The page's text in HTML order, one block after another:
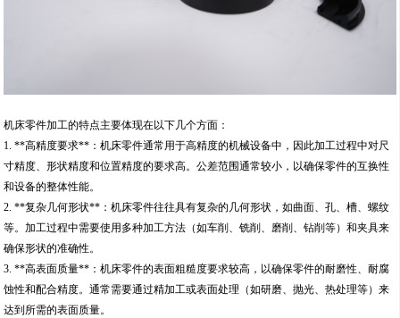
机床零件加工的特点主要体现在以下几个方面：
1. **高精度要求**：机床零件通常用于高精度的机械设备中，因此加工过程中对尺
寸精度、形状精度和位置精度的要求高。公差范围通常较小，以确保零件的互换性
和设备的整体性能。
2. **复杂几何形状**：机床零件往往具有复杂的几何形状，如曲面、孔、槽、螺纹
等。加工过程中需要使用多种加工方法（如车削、铣削、磨削、钻削等）和夹具来
确保形状的准确性。
3. **高表面质量**：机床零件的表面粗糙度要求较高，以确保零件的耐磨性、耐腐
蚀性和配合精度。通常需要通过精加工或表面处理（如研磨、抛光、热处理等）来
达到所需的表面质量。